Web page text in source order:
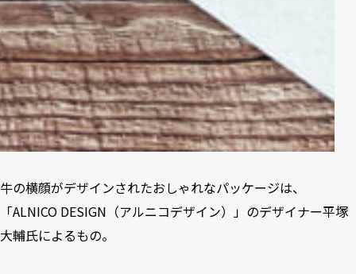
牛の横顔がデザインされたおしゃれなパッケージは、
「ALNICO DESIGN（アルニコデザイン）」のデザイナー平塚
大輔氏によるもの。